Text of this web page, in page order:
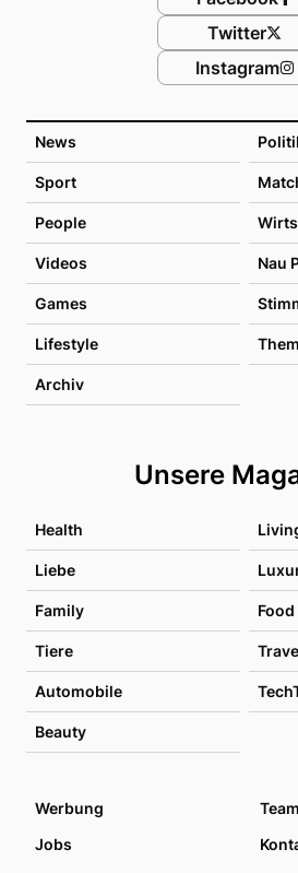
News
Sport
People
Videos Nau
Games
Lifestyle
Archiv
Unsere
Health
Liebe
Family Food
Tiere
Automobile
Beauty
Twitter
Instagram
Werbung
Team
Jobs